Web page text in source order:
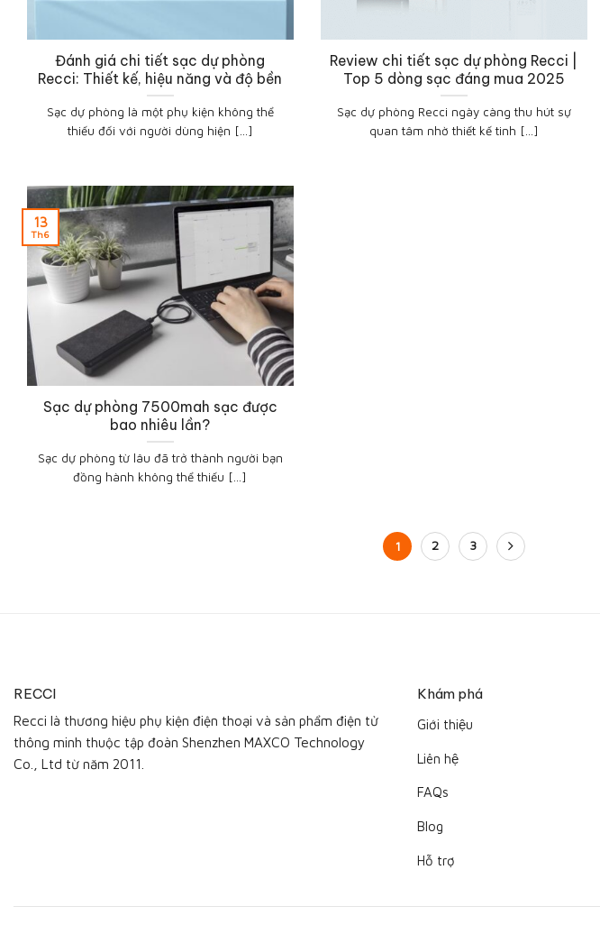
Đánh giá chi tiết sạc dự phòng
Recci: Thiết kế, hiệu năng và độ bền
Sạc dự phòng là một phụ kiện không thể
thiếu đối với người dùng hiện [...]
Review chi tiết sạc dự phòng Recci |
Top 5 dòng sạc đáng mua 2025
Sạc dự phòng Recci ngày càng thu hút sự
quan tâm nhờ thiết kế tinh [...]
Sạc dự phòng 7500mah sạc được
bao nhiêu lần?
Sạc dự phòng từ lâu đã trở thành người bạn
đồng hành không thể thiếu [...]
13
Th6
1 2 3
RECCI
Recci là thương hiệu phụ kiện điện thoại và sản phẩm điện tử
thông minh thuộc tập đoàn Shenzhen MAXCO Technology
Co., Ltd từ năm 2011.
Khám phá
Giới thiệu
Liên hệ
FAQs
Blog
Hỗ trợ